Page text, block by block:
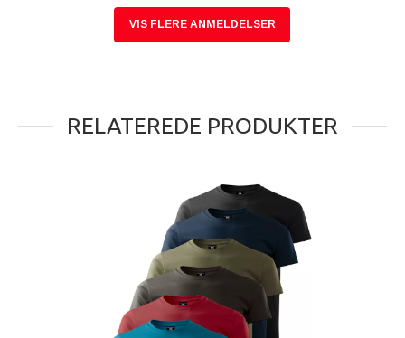
VIS FLERE ANMELDELSER
RELATEREDE PRODUKTER